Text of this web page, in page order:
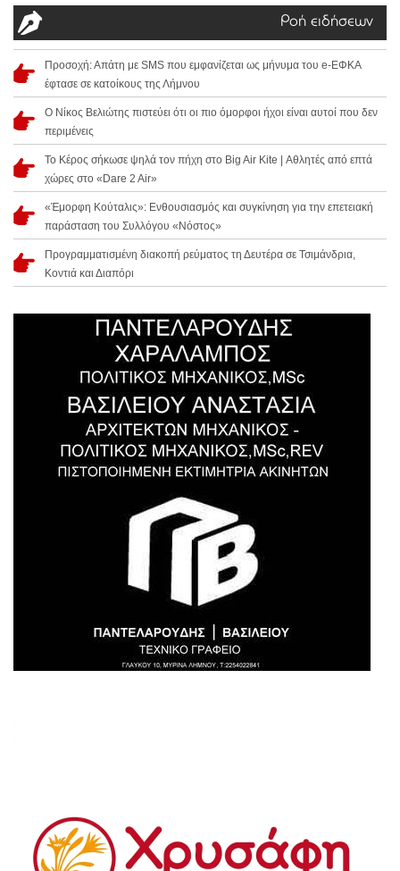
Ροή ειδήσεων
Προσοχή: Απάτη με SMS που εμφανίζεται ως μήνυμα του e-ΕΦΚΑ
έφτασε σε κατοίκους της Λήμνου
Ο Νίκος Βελιώτης πιστεύει ότι οι πιο όμορφοι ήχοι είναι αυτοί που δεν
περιμένεις
Το Κέρος σήκωσε ψηλά τον πήχη στο Big Air Kite | Αθλητές από επτά
χώρες στο «Dare 2 Air»
«Έμορφη Κούταλις»: Ενθουσιασμός και συγκίνηση για την επετειακή
παράσταση του Συλλόγου «Νόστος»
Προγραμματισμένη διακοπή ρεύματος τη Δευτέρα σε Τσιμάνδρια,
Κοντιά και Διαπόρι